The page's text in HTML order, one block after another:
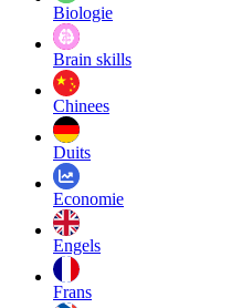
Biologie
Brain skills
Chinees
Duits
Economie
Engels
Frans